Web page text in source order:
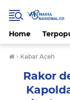
Home
› Kabar Aceh
Rakor